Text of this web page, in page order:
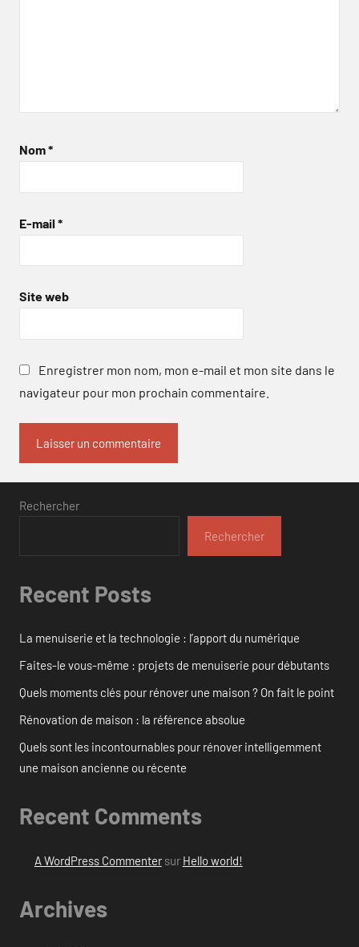
Nom*
E-mail *
Site web
Enregistrer mon nom, mon e-mail et mon site dans le
navigateur pour mon prochain commentaire.
Rechercher
Rechercher
Recent Posts
La menuiserie et la technologie : l’apport du numérique
Faites-le vous-même : projets de menuiserie pour débutants
Quels moments clés pour rénover une maison ? On fait le point
Rénovation de maison : la référence absolue
Quels sont les incontournables pour rénover intelligemment
une maison ancienne ou récente
Recent Comments
A WordPress Commentersur Hello world!
Archives